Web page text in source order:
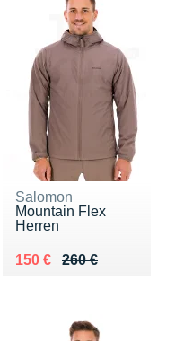
Salomon
Mountain Flex
Herren
260 €
Au lieu de 260 €
150 €
Vendu 150 €